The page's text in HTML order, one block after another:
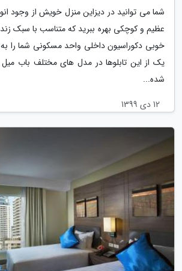
شما می توانید در دیزاین منزل خویش از وجود
عظیم و کوچکی بهره ببرید که متناسب با سبک
خوبی دکوراسیون داخلی واحد مسکونی شما را
یک از این تابلوها در مدل های مختلف باب
شده...
12 دی 1399